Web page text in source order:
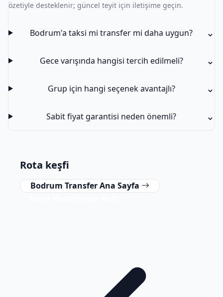
özetiyle desteklenir; güncel teyit için iletişime geçin.
Bodrum'a taksi mi transfer mi daha uygun? ⌄
Gece varışında hangisi tercih edilmeli? ⌄
Grup için hangi seçenek avantajlı? ⌄
Sabit fiyat garantisi neden önemli? ⌄
Rota keşfi
Bodrum Transfer Ana Sayfa